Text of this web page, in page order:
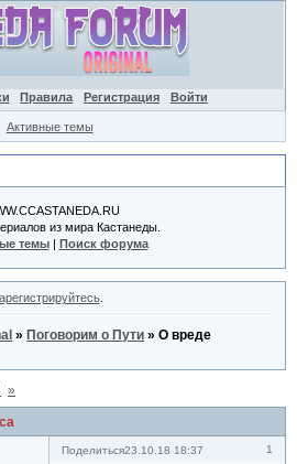
Правила Регистрация Войти
Активные темы
из мира Кастанеды.
темы| Поиск форума
.
» Поговорим о Пути »О вреде
»
Поделиться 1
23.10.18 18:37